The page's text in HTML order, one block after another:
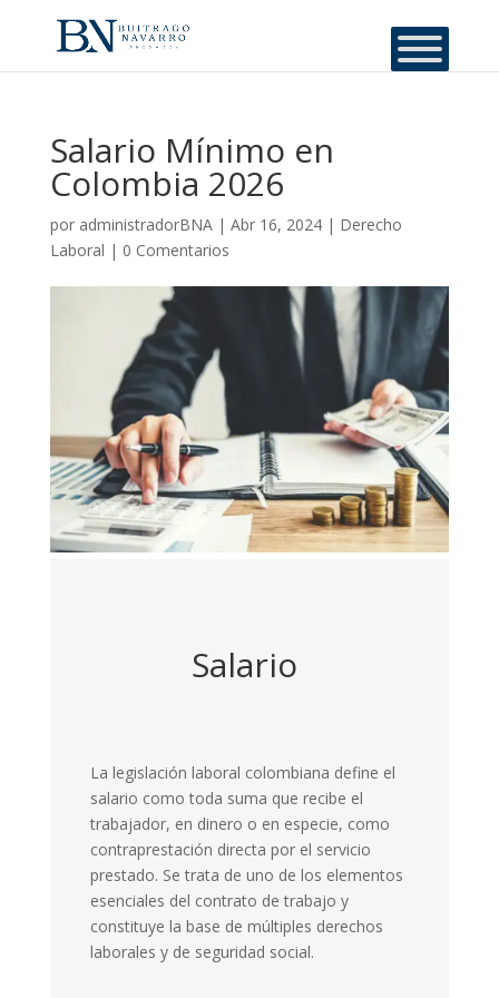
Salario Mínimo en
Colombia 2026
por administradorBNA| Abr 16, 2024| Derecho
Laboral | 0 Comentarios
Salario
La legislación laboral colombiana define el
salario como toda suma que recibe el
trabajador, en dinero o en especie, como
contraprestación directa por el servicio
prestado. Se trata de uno de los elementos
esenciales del contrato de trabajo y
constituye la base de múltiples derechos
laborales y de seguridad social.